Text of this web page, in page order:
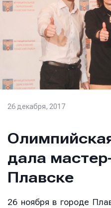
26 декабря, 2017
дала
Плавске
26 ноября в городе